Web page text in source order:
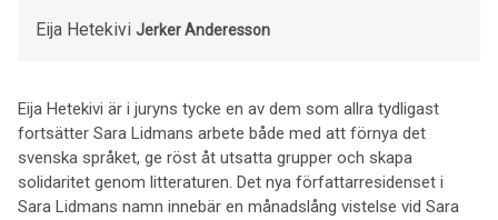
Eija Hetekivi Jerker Anderesson
Eija Hetekivi är i juryns tycke en av dem som allra tydligast
fortsätter Sara Lidmans arbete både med att förnya det
svenska språket, ge röst åt utsatta grupper och skapa
solidaritet genom litteraturen. Det nya författarresidenset i
Sara Lidmans namn innebär en månadslång vistelse vid Sara